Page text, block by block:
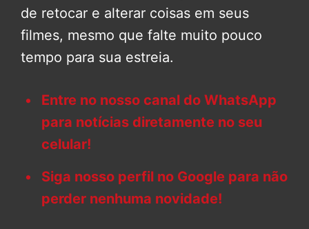
de retocar e alterar coisas em seus
filmes, mesmo que falte muito pouco
tempo para sua estreia.
Entre no nosso canal do WhatsApp
para notícias diretamente no seu
celular!
Siga nosso perfil no Google para não
perder nenhuma novidade!